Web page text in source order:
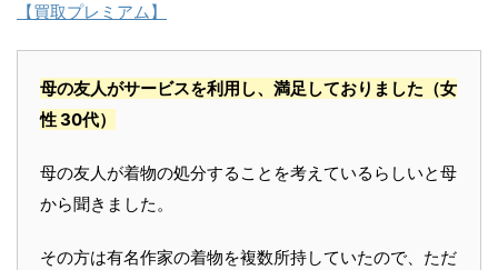
【買取プレミアム】
母の友人がサービスを利用し、満足しておりました （女
性 30代）
母の友人が着物の処分することを考えているらしいと母
から聞きました。
その方は有名作家の着物を複数所持していたので、ただ